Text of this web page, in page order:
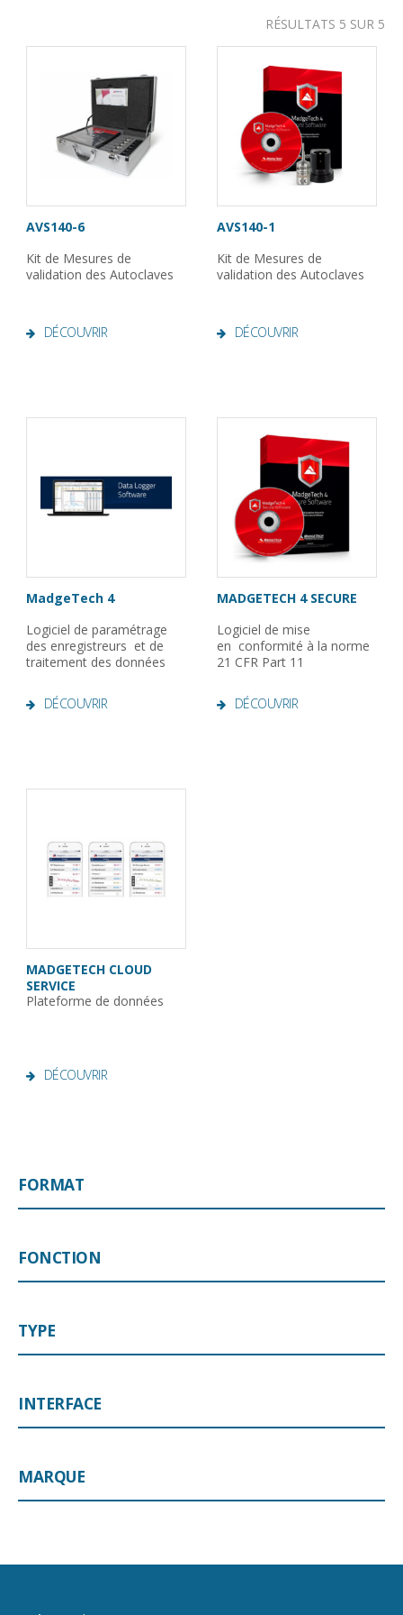
RÉSULTATS 5 SUR 5
AVS140-6
Kit de Mesures de
validation des Autoclaves
DÉCOUVRIR
AVS140-1
Kit de Mesures de
validation des Autoclaves
DÉCOUVRIR
MadgeTech 4
Logiciel de paramétrage
des enregistreurs et de
traitement des données
DÉCOUVRIR
MADGETECH 4 SECURE
Logiciel de mise
en conformité à la norme
21 CFR Part 11
DÉCOUVRIR
MADGETECH CLOUD
SERVICE
Plateforme de données
DÉCOUVRIR
FORMAT
FONCTION
TYPE
INTERFACE
MARQUE